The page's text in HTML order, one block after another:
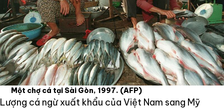
Một chợ cá tại Sài Gòn, 1997. (AFP)
Lượng cá ngừ xuất khẩu của Việt Nam sang Mỹ